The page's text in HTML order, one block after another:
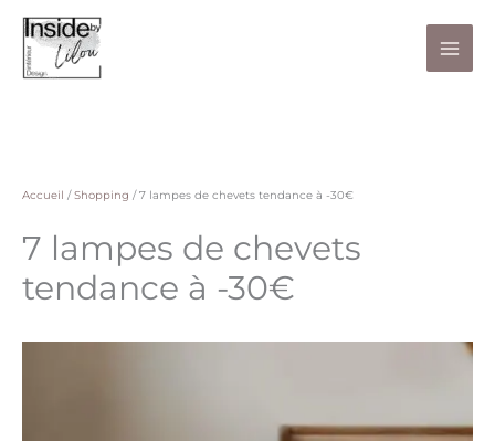
Aller
contenu
Accueil /Shopping /7 lampes de chevets tendance à -30€
7 lampes de chevets
tendance à -30€